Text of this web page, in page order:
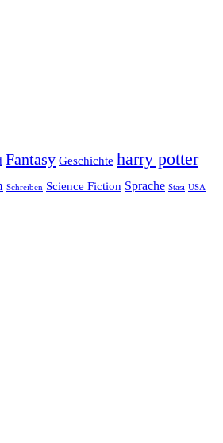
Fantasy Geschichte harry potter
Schreiben Science Fiction Sprache Stasi USA